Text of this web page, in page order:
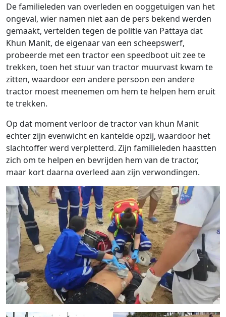
De familieleden van overleden en ooggetuigen van het
ongeval, wier namen niet aan de pers bekend werden
gemaakt, vertelden tegen de politie van Pattaya dat
Khun Manit, de eigenaar van een scheepswerf,
probeerde met een tractor een speedboot uit zee te
trekken, toen het stuur van tractor muurvast kwam te
zitten, waardoor een andere persoon een andere
tractor moest meenemen om hem te helpen hem eruit
te trekken.
Op dat moment verloor de tractor van khun Manit
echter zijn evenwicht en kantelde opzij, waardoor het
slachtoffer werd verpletterd. Zijn familieleden haastten
zich om te helpen en bevrijden hem van de tractor,
maar kort daarna overleed aan zijn verwondingen.